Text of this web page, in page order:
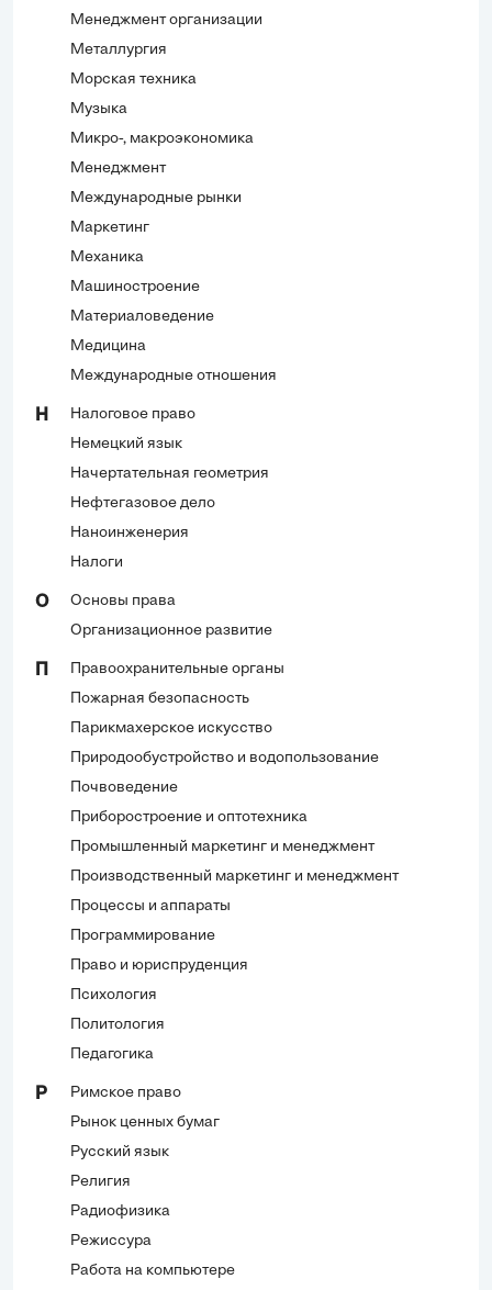
Менеджмент организации
Металлургия
Морская техника
Музыка
Микро-, макроэкономика
Менеджмент
Международные рынки
Маркетинг
Механика
Машиностроение
Материаловедение
Медицина
Международные отношения
Н
Налоговое право
Немецкий язык
Начертательная геометрия
Нефтегазовое дело
Наноинженерия
Налоги
О
Основы права
Организационное развитие
Правоохранительные органы
Пожарная безопасность
Парикмахерское искусство
Природообустройство и водопользование
Почвоведение
Приборостроение и оптотехника
Промышленный маркетинг и менеджмент
Производственный маркетинг и менеджмент
Процессы и аппараты
Программирование
Право и юриспруденция
Психология
Политология
Педагогика
Р
Римское право
Рынок ценных бумаг
Русский язык
Религия
Радиофизика
Режиссура
Работа на компьютере